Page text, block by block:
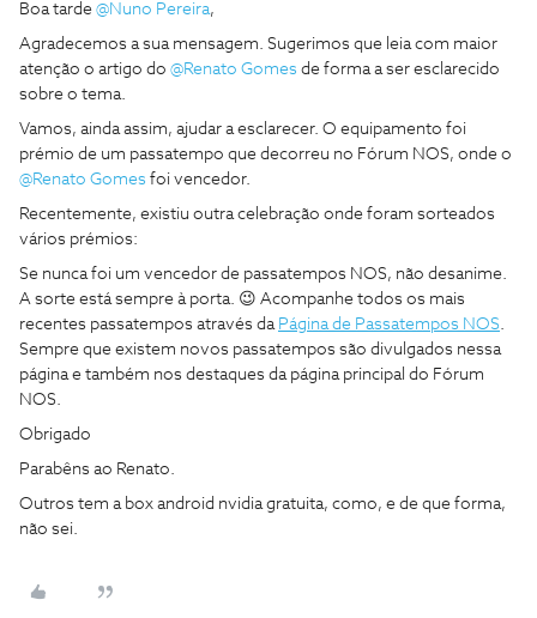
Boa tarde ​ @Nuno Pereira,
Agradecemos a sua mensagem. Sugerimos que leia com maior
atenção o artigo do ​ @Renato Gomes de forma a ser esclarecido
sobre o tema.
Vamos, ainda assim, ajudar a esclarecer. O equipamento foi
prémio de um passatempo que decorreu no Fórum NOS, onde o ​
@Renato Gomes foi vencedor.
Recentemente, existiu outra celebração onde foram sorteados
vários prémios:
Se nunca foi um vencedor de passatempos NOS, não desanime.
A sorte está sempre à porta. 😉 Acompanhe todos os mais
recentes passatempos através da Página de Passatempos NOS.
Sempre que existem novos passatempos são divulgados nessa
página e também nos destaques da página principal do Fórum
NOS.
Obrigado
Parabêns ao Renato.
Outros tem a box android nvidia gratuita, como, e de que forma,
não sei.